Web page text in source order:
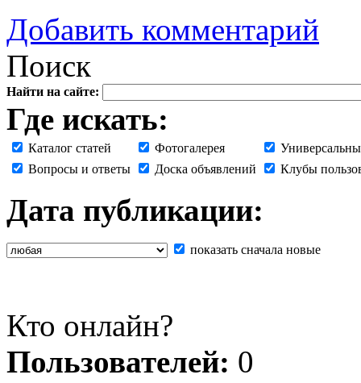
Добавить комментарий
Поиск
Найти на сайте:
Где искать:
Каталог статей Фотогалерея
Вопросы и ответы
Доска объявлений Клубы
Дата публикации:
показать сначала новые
Кто онлайн?
Пользователей: 0